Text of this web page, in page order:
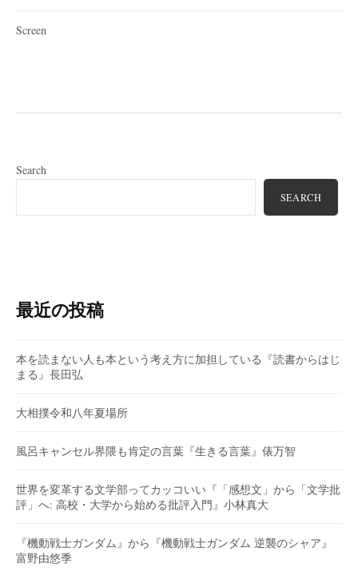
Screen
Search
SEARCH
最近の投稿
本を読まない人も本という考え方に加担している『読書からはじ
まる』長田弘
大相撲令和八年夏場所
風呂キャンセル界隈も肯定の言葉『生きる言葉』俵万智
世界を変革する文学部ってカッコいい『「感想文」から「文学批
評」へ: 高校・大学から始める批評入門』小林真大
『機動戦士ガンダム』から『機動戦士ガンダム 逆襲のシャア』
富野由悠季